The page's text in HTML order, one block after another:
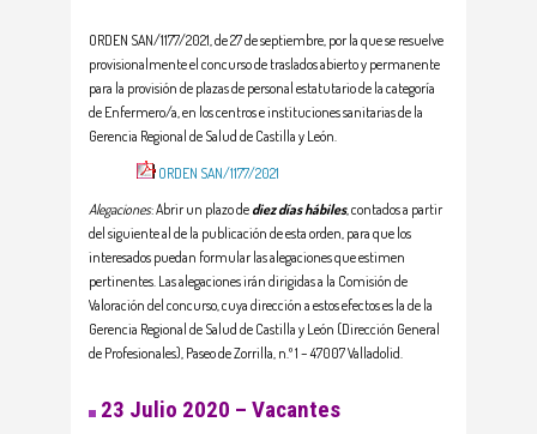
ORDEN SAN/1177/2021, de 27 de septiembre, por la que se resuelve
provisionalmente el concurso de traslados abierto y permanente
para la provisión de plazas de personal estatutario de la categoría
de Enfermero/a, en los centros e instituciones sanitarias de la
Gerencia Regional de Salud de Castilla y León.
ORDEN SAN/1177/2021
Alegaciones: Abrir un plazo de diez días hábiles, contados a partir
del siguiente al de la publicación de esta orden, para que los
interesados puedan formular las alegaciones que estimen
pertinentes. Las alegaciones irán dirigidas a la Comisión de
Valoración del concurso, cuya dirección a estos efectos es la de la
Gerencia Regional de Salud de Castilla y León (Dirección General
de Profesionales), Paseo de Zorrilla, n.º 1 – 47007 Valladolid.
23 Julio 2020 – Vacantes